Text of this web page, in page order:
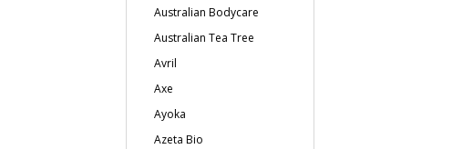
Australian Bodycare
Australian Tea Tree
Avril
Axe
Ayoka
Azeta Bio